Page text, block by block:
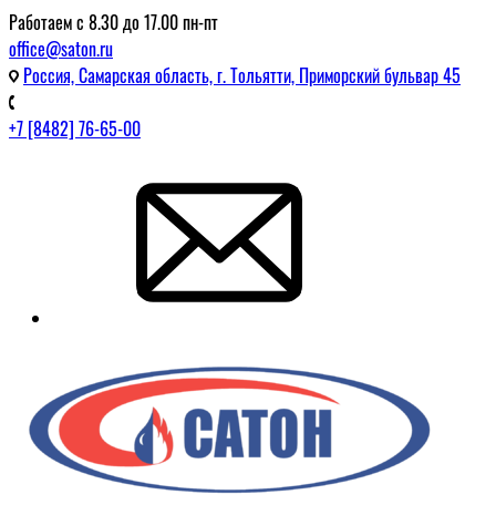
Работаем с 8.30 до 17.00 пн-пт
office@saton.ru
Россия, Самарская область, г. Тольятти, Приморский бульвар 45
+7 [8482] 76-65-00